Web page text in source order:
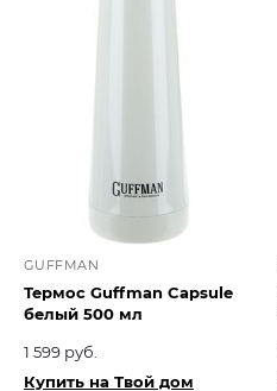
GUFFMAN
Термос Guffman Capsule
белый 500 мл
1 599 руб.
Купить на Твой дом